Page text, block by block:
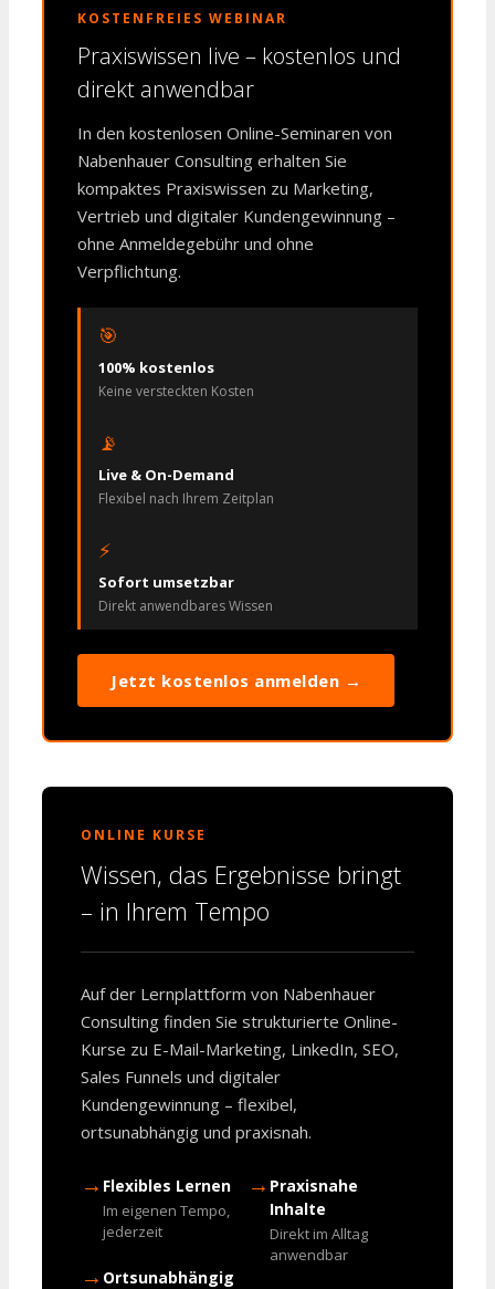
KOSTENFREIES WEBINAR
Praxiswissen live – kostenlos und
direkt anwendbar
In den kostenlosen Online-Seminaren von
Nabenhauer Consulting erhalten Sie
kompaktes Praxiswissen zu Marketing,
Vertrieb und digitaler Kundengewinnung –
ohne Anmeldegebühr und ohne
Verpflichtung.
🎯
100% kostenlos
Keine versteckten Kosten
📡
Live & On-Demand
Flexibel nach Ihrem Zeitplan
⚡
Sofort umsetzbar
Direkt anwendbares Wissen
Jetzt kostenlos anmelden →
ONLINE KURSE
Wissen, das Ergebnisse bringt
– in Ihrem Tempo
Auf der Lernplattform von Nabenhauer
Consulting finden Sie strukturierte Online-
Kurse zu E-Mail-Marketing, LinkedIn, SEO,
Sales Funnels und digitaler
Kundengewinnung – flexibel,
ortsunabhängig und praxisnah.
→ Flexibles Lernen
Im eigenen Tempo,
jederzeit
→ Praxisnahe
Inhalte
Direkt im Alltag
anwendbar
→ Ortsunabhängig